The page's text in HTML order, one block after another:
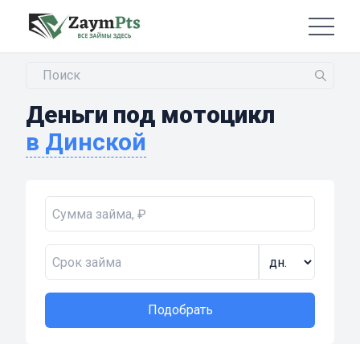
Деньги под мотоцикл
в Динской
Подобрать